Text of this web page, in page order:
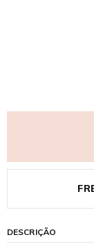
DESCRIÇÃO